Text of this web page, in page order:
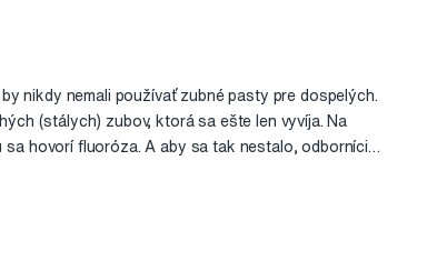
nikdy nemali používať zubné pasty pre dospelých.
(stálych) zubov, ktorá sa ešte len vyvíja. Na
sa hovorí fluoróza. A aby sa tak nestalo, odborníci